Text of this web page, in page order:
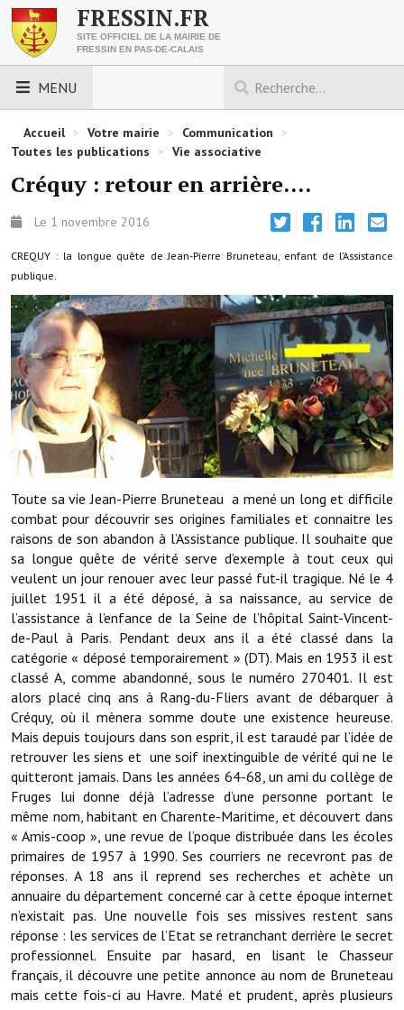
FRESSIN.FR
SITE OFFICIEL DE LA MAIRIE DE
FRESSIN EN PAS-DE-CALAIS
MENU
LES ESSENTIELS
Horaires de la mairie
Les foulées fressinoises
ACCÈS RAPIDE
Démarches administratives
Projets et travaux en cours
Fêtes et manifestations
Numéros d'urgence
Terrains et maisons à vendre
VOTRE MAIRIE
Elus et agents
L'équipe municipale
Le personnel municipal
Les moyens financiers
Note de synthèse financière
Rapport d'orientation budgétaire
Actions et projets
Projets et travaux en cours
Procès verbaux des conseils municipaux
Communication
Accueil > Votre mairie > Communication >
Toutes les publications > Vie associative
Créquy : retour en arrière....
Le 1 novembre 2016
CREQUY : la longue quête de Jean-Pierre Bruneteau, enfant de l’Assistance
publique.
Toute sa vie Jean-Pierre Bruneteau a mené un long et difficile
combat pour découvrir ses origines familiales et connaitre les
raisons de son abandon à l’Assistance publique. Il souhaite que
sa longue quête de vérité serve d’exemple à tout ceux qui
veulent un jour renouer avec leur passé fut-il tragique. Né le 4
juillet 1951 il a été déposé, à sa naissance, au service de
l’assistance à l’enfance de la Seine de l’hôpital Saint-Vincent-
de-Paul à Paris. Pendant deux ans il a été classé dans la
catégorie « déposé temporairement » (DT). Mais en 1953 il est
classé A, comme abandonné, sous le numéro 270401. Il est
alors placé cinq ans à Rang-du-Fliers avant de débarquer à
Créquy, où il mènera somme doute une existence heureuse.
Mais depuis toujours dans son esprit, il est taraudé par l’idée de
retrouver les siens et une soif inextinguible de vérité qui ne le
quitteront jamais. Dans les années 64-68, un ami du collège de
Fruges lui donne déjà l’adresse d’une personne portant le
même nom, habitant en Charente-Maritime, et découvert dans
« Amis-coop », une revue de l’poque distribuée dans les écoles
primaires de 1957 à 1990. Ses courriers ne recevront pas de
réponses. A 18 ans il reprend ses recherches et achète un
annuaire du département concerné car à cette époque internet
n’existait pas. Une nouvelle fois ses missives restent sans
réponse : les services de l’Etat se retranchant derrière le secret
professionnel. Ensuite par hasard, en lisant le Chasseur
français, il découvre une petite annonce au nom de Bruneteau
mais cette fois-ci au Havre. Maté et prudent, après plusieurs